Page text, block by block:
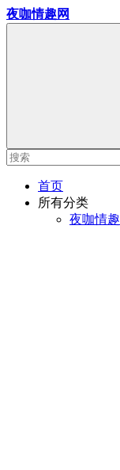
夜咖情趣网
首页
所有分类
夜咖情趣